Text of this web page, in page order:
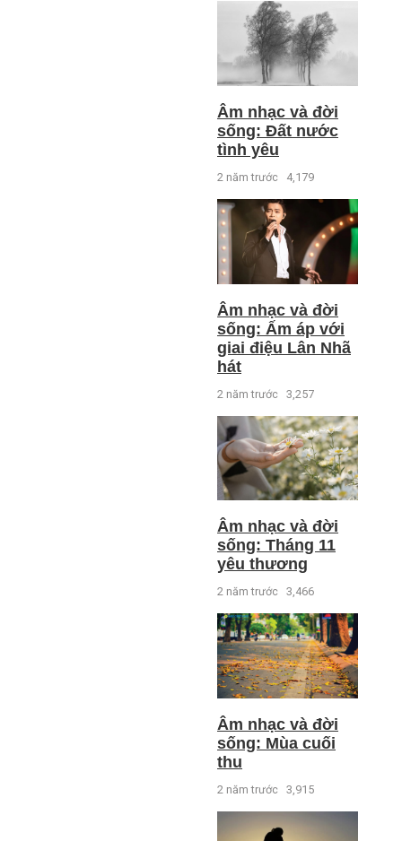
Âm nhạc và đời
sống: Đất nước
tình yêu
2 năm trước 4,179
Âm nhạc và đời
sống: Ấm áp với
giai điệu Lân Nhã
hát
2 năm trước 3,257
Âm nhạc và đời
sống: Tháng 11
yêu thương
2 năm trước 3,466
Âm nhạc và đời
sống: Mùa cuối
thu
2 năm trước 3,915